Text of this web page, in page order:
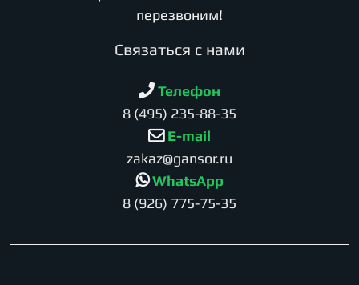
перезвоним!
Cвязаться с нами
Телефон
8 (495) 235-88-35
E-mail
zakaz@gansor.ru
WhatsApp
8 (926) 775-75-35